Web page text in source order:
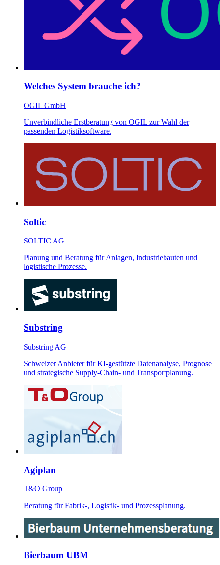
Welches System brauche ich?
OGIL GmbH
Unverbindliche Erstberatung von OGIL zur Wahl der
passenden Logistiksoftware.
Soltic
SOLTIC AG
Planung und Beratung für Anlagen, Industriebauten und
logistische Prozesse.
Substring
Substring AG
Schweizer Anbieter für KI-gestützte Datenanalyse, Prognose
und strategische Supply-Chain- und Transportplanung.
Agiplan
T&O Group
Beratung für Fabrik-, Logistik- und Prozessplanung.
Bierbaum UBM